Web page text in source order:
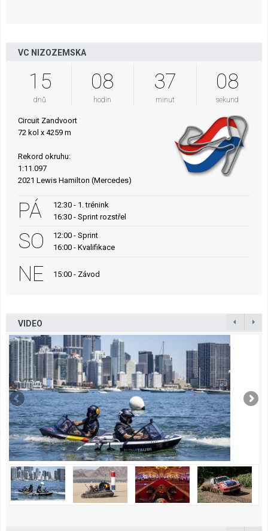
VC NIZOZEMSKA
15
dnů
08
hodin
37
minut
07
sekund
Circuit Zandvoort
72 kol x 4259 m
Rekord okruhu:
1:11.097
2021 Lewis Hamilton (Mercedes)
PÁ
12:30 - 1. trénink
16:30 - Sprint rozstřel
SO
12:00 - Sprint
16:00 - Kvalifikace
NE 15:00 - Závod
VIDEO